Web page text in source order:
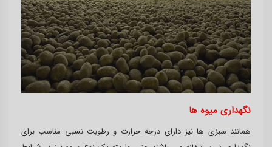
نگهداری میوه ها
همانند سبزی ها نیز دارای درجه حرارت و رطوبت نسبی مناسب برای